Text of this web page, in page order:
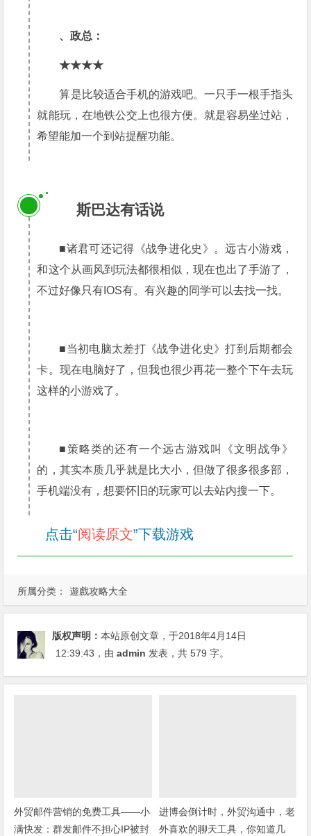
所属分类： 遊戲攻略大全
、政总：
★★★★
算是比较适合手机的游戏吧。一只手一根手指头
就能玩，在地铁公交上也很方便。就是容易坐过站，
希望能加一个到站提醒功能。
斯巴达有话说
■诸君可还记得《战争进化史》。远古小游戏，
和这个从画风到玩法都很相似，现在也出了手游了，
不过好像只有IOS有。有兴趣的同学可以去找一找。
■当初电脑太差打《战争进化史》打到后期都会
卡。现在电脑好了，但我也很少再花一整个下午去玩
这样的小游戏了。
■策略类的还有一个远古游戏叫《文明战争》
的，其实本质几乎就是比大小，但做了很多很多部，
手机端没有，想要怀旧的玩家可以去站内搜一下。
点击“阅读原文”下载游戏
版权声明：本站原创文章，于2018年4月14日
12:39:43 ，由admin 发表，共 579 字。
外贸邮件营销的免费工具——小
满快发：群发邮件不担心IP被封
进博会倒计时，外贸沟通中，老
外喜欢的聊天工具，你知道几